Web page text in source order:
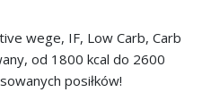
wege, IF, Low Carb, Carb
od 1800 kcal do 2600
posiłków!